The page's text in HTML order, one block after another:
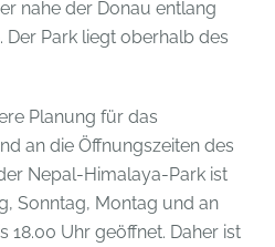
nahe der Donau entlang
Der Park liegt oberhalb des
Planung für das
an die Öffnungszeiten des
Nepal-Himalaya-Park ist
Sonntag, Montag und an
18.00 Uhr geöffnet. Daher ist